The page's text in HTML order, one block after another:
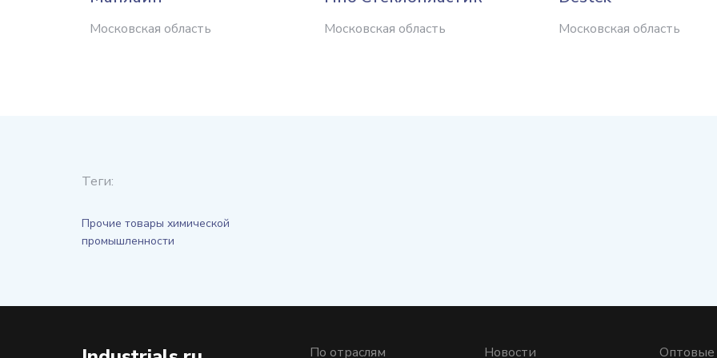
Московская область Московская область Московская область
Теги:
Прочие товары химической
промышленности
По отраслям Новости Оптовые